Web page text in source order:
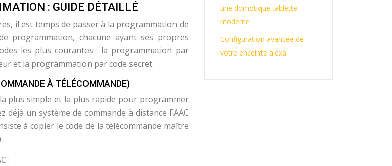
: GUIDE DÉTAILLÉ
il est temps de passer à la programmation de
programmation, chacune ayant ses propres
les plus courantes : la programmation par
et la programmation par code secret.
À TÉLÉCOMMANDE)
plus simple et la plus rapide pour programmer
un système de commande à distance FAAC
à copier le code de la télécommande maître
:
une domotique tablette
moderne
Configuration avancée de
votre enceinte alexa